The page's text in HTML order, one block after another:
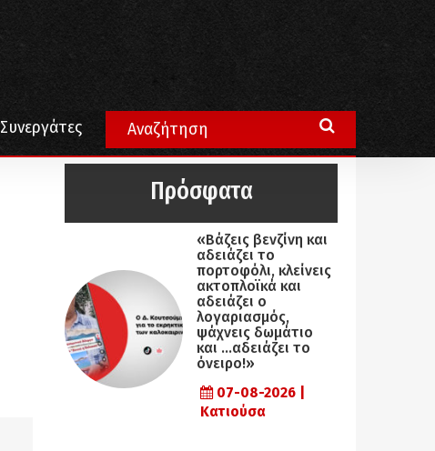
Συνεργάτες
Πρόσφατα
«Βάζεις βενζίνη και
αδειάζει το
πορτοφόλι, κλείνεις
ακτοπλοϊκά και
αδειάζει ο
λογαριασμός,
ψάχνεις δωμάτιο
και …αδειάζει το
όνειρο!»
07-08-2026 |
Κατιούσα